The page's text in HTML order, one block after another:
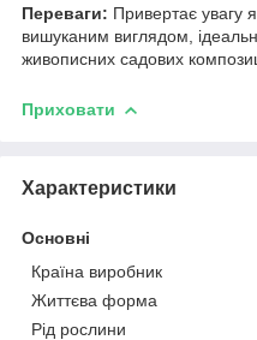
Переваги: Привертає увагу
вишуканим виглядом,
живописних садових
Приховати
Характеристики
Основні
Країна виробник
Життєва форма
Рід рослини